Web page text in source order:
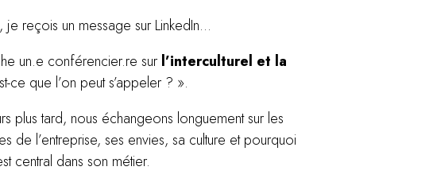
je reçois un message sur LinkedIn…
un.e conférencier.re sur l’interculturel et la
ce que l’on peut s’appeler ? ».
plus tard, nous échangeons longuement sur les
de l’entreprise, ses envies, sa culture et pourquoi
central dans son métier.